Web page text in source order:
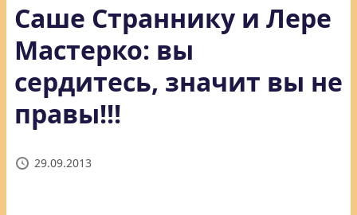
Саше Страннику и Лере
Мастерко: вы
сердитесь, значит вы не
правы!!!
29.09.2013